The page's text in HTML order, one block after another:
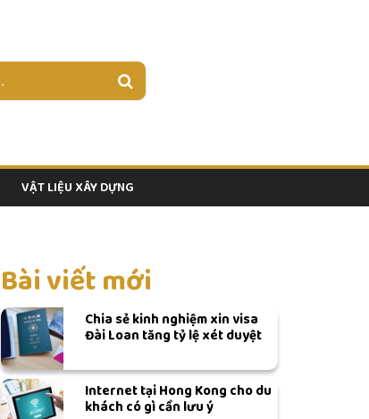
VẬT LIỆU XÂY DỰNG
Bài viết mới
Chia sẻ kinh nghiệm xin visa
Đài Loan tăng tỷ lệ xét duyệt
Internet tại Hong Kong cho du
khách có gì cần lưu ý